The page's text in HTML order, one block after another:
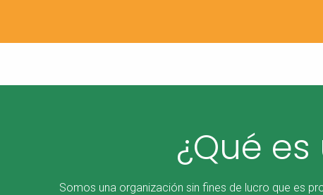
¿Qué
Somos una organización sin fines de lucro que es